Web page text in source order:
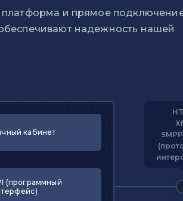
платформа и прямое
надежность нашей
кабинет
(программный